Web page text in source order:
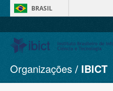
BRASIL
Conjuntos de dados
Organizações
Organizações IBICT